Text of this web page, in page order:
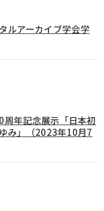
ルアーカイブ学会学
年記念展示「日本初
み」（2023年10月7